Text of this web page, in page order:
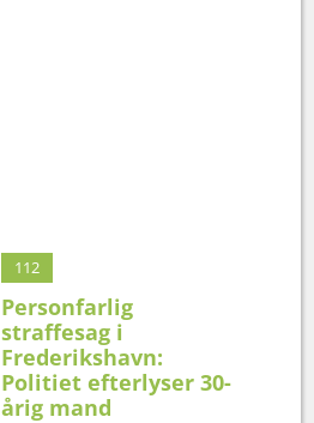
112
Personfarlig
straffesag i
Frederikshavn:
Politiet efterlyser 30-
årig mand